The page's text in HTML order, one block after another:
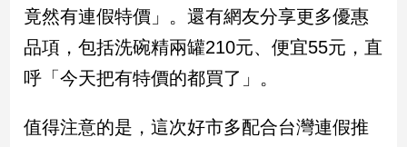
新
冠
病
毒
區
竟然有連假特價」。還有網友分享更多優惠
品項，包括洗碗精兩罐210元、便宜55元，直
呼「今天把有特價的都買了」。
值得注意的是，這次好市多配合台灣連假推